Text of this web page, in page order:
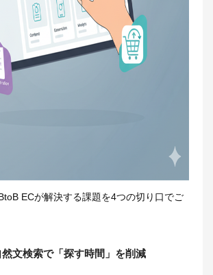
ECが解決する課題を4つの切り口でご
文検索で「探す時間」を削減